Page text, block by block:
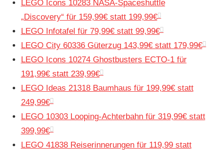
LEGO Icons 10283 NASA-Spaceshuttle
„Discovery“ für 159,99€ statt 199,99€
LEGO Infotafel für 79,99€ statt 99,99€
LEGO City 60336 Güterzug 143,99€ statt 179,99€
LEGO Icons 10274 Ghostbusters ECTO-1 für
191,99€ statt 239,99€
LEGO Ideas 21318 Baumhaus für 199,99€ statt
249,99€
LEGO 10303 Looping-Achterbahn für 319,99€ statt
399,99€
LEGO 41838 Reiserinnerungen für 119,99 statt